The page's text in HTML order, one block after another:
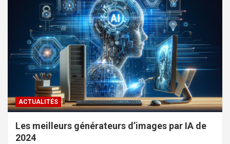
ACTUALITÉS
Les meilleurs générateurs d’images par IA de
2024